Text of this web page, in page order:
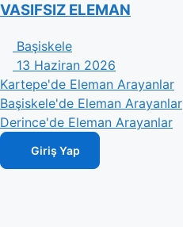
VASIFSIZ ELEMAN
Başiskele
13 Haziran 2026
Kartepe'de Eleman Arayanlar
Başiskele'de Eleman Arayanlar
Derince'de Eleman Arayanlar
Giriş Yap